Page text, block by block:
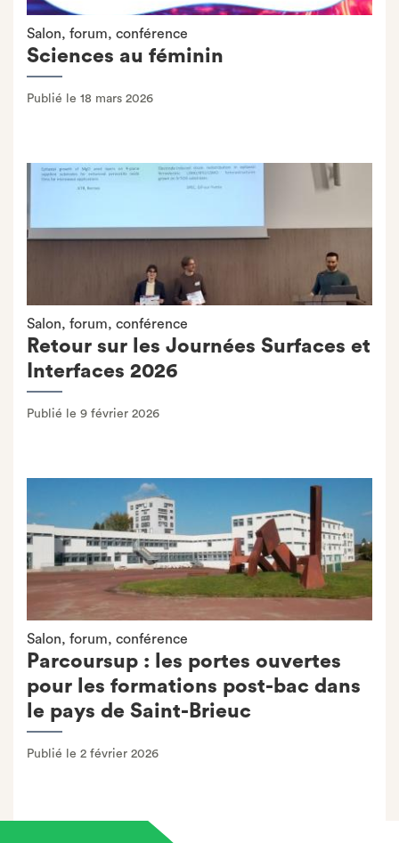
Salon, forum, conférence
Sciences au féminin
Publié le 18 mars 2026
Salon, forum, conférence
Retour sur les Journées Surfaces et
Interfaces 2026
Publié le 9 février 2026
Salon, forum, conférence
Parcoursup : les portes ouvertes
pour les formations post-bac dans
le pays de Saint-Brieuc
Publié le 2 février 2026